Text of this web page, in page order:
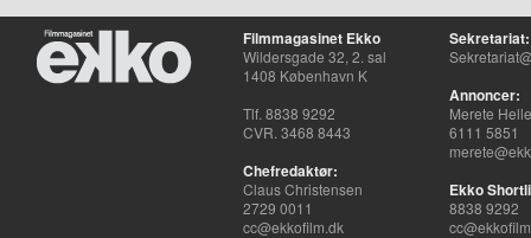
Filmmagasinet Ekko
Wildersgade 32, 2. sal
1408 København K
Tlf. 8838 9292
CVR. 3468 8443
Chefredaktør:
Claus Christensen
2729 0011
cc@ekkofilm.dk
Sekretariat:
Annoncer:
Merete
6111 5851
Ekko
8838 9292